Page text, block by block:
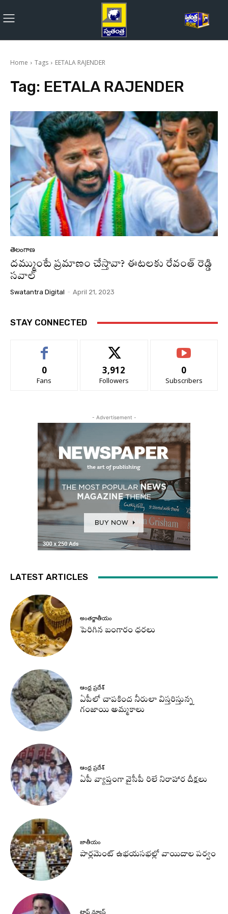
Home Tags EETALA RAJENDER
Tag: EETALA RAJENDER
తెలంగాణ
దమ్ముంటే ప్రమాణం చేస్తావా? ఈటలకు రేవంత్ రెడ్డి
సవాల్
Swatantra Digital - April 21, 2023
STAY CONNECTED
0
Fans
3,912
Followers
0
Subscribers
- Advertisement -
LATEST ARTICLES
అంతర్జాతీయం
పెరిగిన బంగారం ధరలు
ఆంధ్ర ప్రదేశ్
ఏపీలో చాపకింద నీరులా విస్తరిస్తున్న
గంజాయి అమ్మకాలు
ఆంధ్ర ప్రదేశ్
ఏపీ వ్యాప్తంగా వైసీపీ రిలే నిరాహార దీక్షలు
జాతీయం
పార్లమెంట్ ఉభయసభల్లో వాయిదాల పర్వం
టాప్ న్యూస్